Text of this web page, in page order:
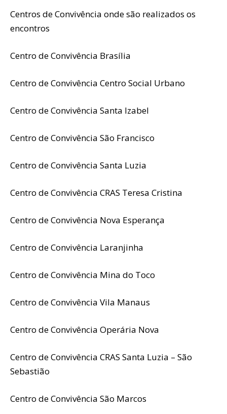
Centros de Convivência onde são realizados os
encontros
Centro de Convivência Brasília
Centro de Convivência Centro Social Urbano
Centro de Convivência Santa Izabel
Centro de Convivência São Francisco
Centro de Convivência Santa Luzia
Centro de Convivência CRAS Teresa Cristina
Centro de Convivência Nova Esperança
Centro de Convivência Laranjinha
Centro de Convivência Mina do Toco
Centro de Convivência Vila Manaus
Centro de Convivência Operária Nova
Centro de Convivência CRAS Santa Luzia – São
Sebastião
Centro de Convivência São Marcos